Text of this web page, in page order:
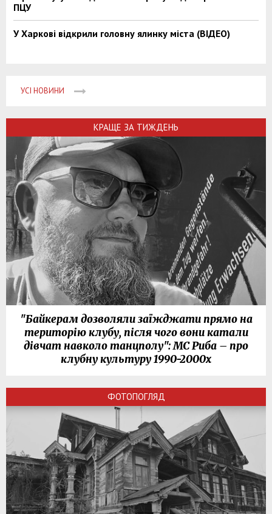
ПЦУ
У Харкові відкрили головну ялинку міста (ВІДЕО)
УСІ НОВИНИ
КРАЩЕ ЗА ТИЖДЕНЬ
"Байкерам дозволяли заїжджати прямо на
територію клубу, після чого вони катали
дівчат навколо танцполу": МС Риба – про
клубну культуру 1990-2000х
ФОТОПОГЛЯД